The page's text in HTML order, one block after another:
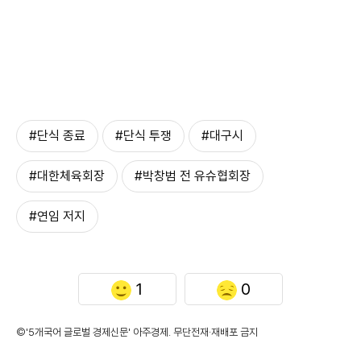
#단식 종료 #단식 투쟁 #대구시
#대한체육회장 #박창범 전 유슈협회장
#연임 저지
1 0
©'5개국어 글로벌 경제신문' 아주경제. 무단전재·재배포 금지